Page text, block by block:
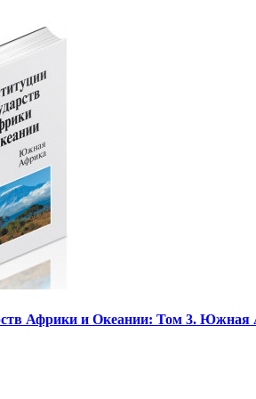
Африки и Океании: Том 3. Южная